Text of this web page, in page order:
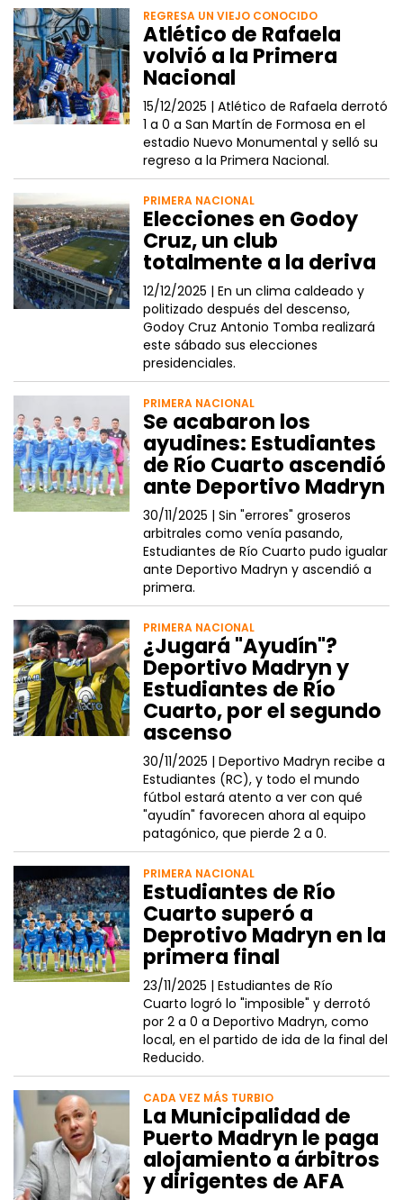
REGRESA UN VIEJO CONOCIDO
Atlético de Rafaela
volvió a la Primera
Nacional
15/12/2025 |Atlético de Rafaela derrotó
1 a 0 a San Martín de Formosa en el
estadio Nuevo Monumental y selló su
regreso a la Primera Nacional.
PRIMERA NACIONAL
Elecciones en Godoy
Cruz, un club
totalmente a la deriva
12/12/2025 |En un clima caldeado y
politizado después del descenso,
Godoy Cruz Antonio Tomba realizará
este sábado sus elecciones
presidenciales.
PRIMERA NACIONAL
Se acabaron los
ayudines: Estudiantes
de Río Cuarto ascendió
ante Deportivo Madryn
30/11/2025 |Sin "errores" groseros
arbitrales como venía pasando,
Estudiantes de Río Cuarto pudo igualar
ante Deportivo Madryn y ascendió a
primera.
PRIMERA NACIONAL
¿Jugará "Ayudín"?
Deportivo Madryn y
Estudiantes de Río
Cuarto, por el segundo
ascenso
30/11/2025 |Deportivo Madryn recibe a
Estudiantes (RC), y todo el mundo
fútbol estará atento a ver con qué
"ayudín" favorecen ahora al equipo
patagónico, que pierde 2 a 0.
PRIMERA NACIONAL
Estudiantes de Río
Cuarto superó a
Deprotivo Madryn en la
primera final
23/11/2025 |Estudiantes de Río
Cuarto logró lo "imposible" y derrotó
por 2 a 0 a Deportivo Madryn, como
local, en el partido de ida de la final del
Reducido.
CADA VEZ MÁS TURBIO
La Municipalidad de
Puerto Madryn le paga
alojamiento a árbitros
y dirigentes de AFA